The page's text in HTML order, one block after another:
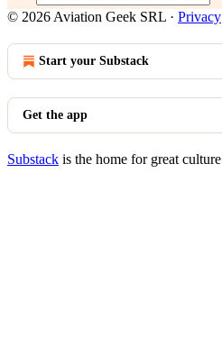
© 2026 Aviation Geek SRL · Privacy
Start your Substack
Get the app
Substack is the home for great culture